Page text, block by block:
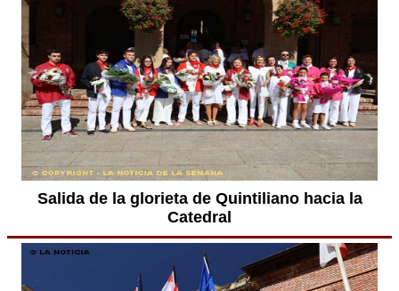
Salida de la glorieta de Quintiliano hacia la
Catedral